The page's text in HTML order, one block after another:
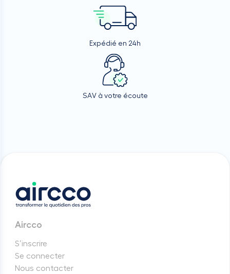
Expédié en 24h
SAV à votre écoute
Aircco
S’inscrire
Se connecter
Nous contacter